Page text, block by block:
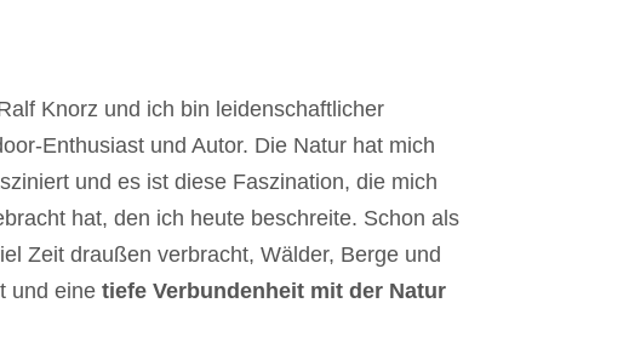
Dienstleistungen führt häufig zu
Konkurrenz um die ohnehin
Wasserressourcen. Dies
erhebliche Auswirkungen auf die
Knorz und ich bin leidenschaftlicher
Enthusiast und Autor. Die Natur hat mich
und es ist diese Faszination, die mich
hat, den ich heute beschreite. Schon als
Zeit draußen verbracht, Wälder, Berge und
und eine tiefe Verbundenheit mit der Natur